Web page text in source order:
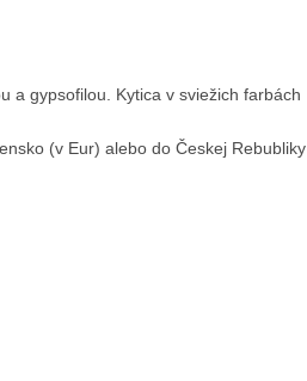
a gypsofilou. Kytica v sviežich farbách
(v Eur) alebo do Českej Rebubliky